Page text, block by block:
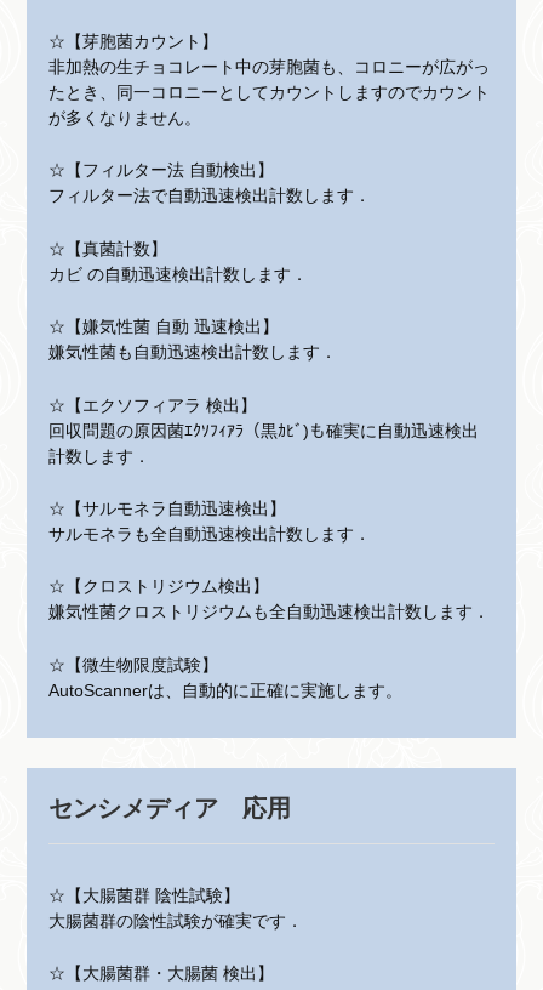
☆【芽胞菌カウント】
非加熱の生チョコレート中の芽胞菌も、コロニーが広がっ
たとき、同一コロニーとしてカウントしますのでカウント
が多くなりません。
☆【フィルター法 自動検出】
フィルター法で自動迅速検出計数します．
☆【真菌計数】
カビ の自動迅速検出計数します．
☆【嫌気性菌 自動 迅速検出】
嫌気性菌も自動迅速検出計数します．
☆【エクソフィアラ 検出】
回収問題の原因菌ｴｸｿﾌｨｱﾗ（黒ｶﾋﾞ)も確実に自動迅速検出
計数します．
☆【サルモネラ自動迅速検出】
サルモネラも全自動迅速検出計数します．
☆【クロストリジウム検出】
嫌気性菌クロストリジウムも全自動迅速検出計数します．
☆【微生物限度試験】
AutoScannerは、自動的に正確に実施します。
センシメディア 応用
☆【大腸菌群 陰性試験】
大腸菌群の陰性試験が確実です．
☆【大腸菌群・大腸菌 検出】